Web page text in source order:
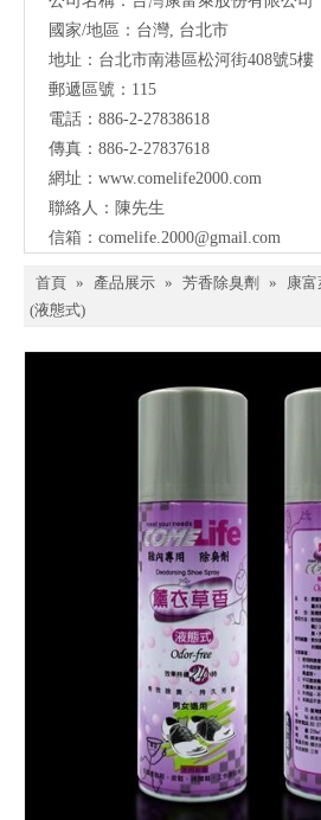
國家/地區：台灣, 台北市
地址：台北市南港區松河街408號5樓
郵遞區號：115
電話：886-2-27838618
傳真：886-2-27837618
網址： www.comelife2000.com
聯絡人：陳先生
信箱： comelife.2000@gmail.com
首頁 » 產品展示 » 芳香除臭劑 »
康
(液態式)